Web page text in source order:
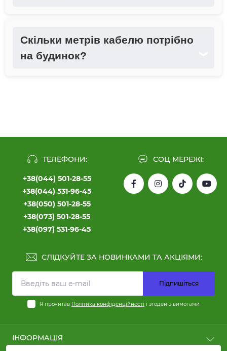
Скільки метрів кабелю потрібно
на будинок?
ТЕЛЕФОНИ:
+38(044) 501-28-55
+38(044) 531-96-45
+38(050) 501-28-55
+38(073) 501-28-55
+38(097) 531-96-45
СОЦ МЕРЕЖІ:
СЛІДКУЙТЕ ЗА НОВИНКАМИ ТА АКЦІЯМИ:
Підпишіться
Я прочитав Політика конфіденційності і згоден з вимогами
ІНФОРМАЦІЯ